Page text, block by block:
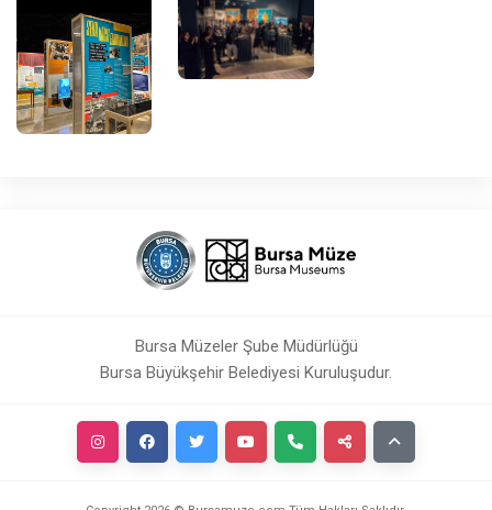
Bursa Müzeler Şube Müdürlüğü
Bursa Büyükşehir Belediyesi Kuruluşudur.